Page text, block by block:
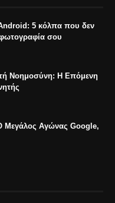
5 κόλπα που δεν
φωτογραφία σου
Νοημοσύνη: Η Επόμενη
Μεγάλος Αγώνας Google,